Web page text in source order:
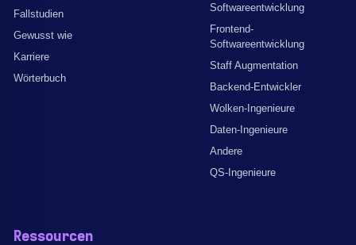
Fallstudien
Gewusst wie
Karriere
Wörterbuch
Softwareentwicklung
Frontend-
Softwareentwicklung
Staff Augmentation
Backend-Entwickler
Wolken-Ingenieure
Daten-Ingenieure
Andere
QS-Ingenieure
Ressourcen